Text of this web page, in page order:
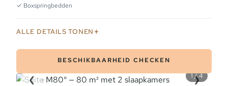
✓ Boxspringbedden
ALLE DETAILS TONEN
BESCHIKBAARHEID CHECKEN
❮ ❯
1 / 4